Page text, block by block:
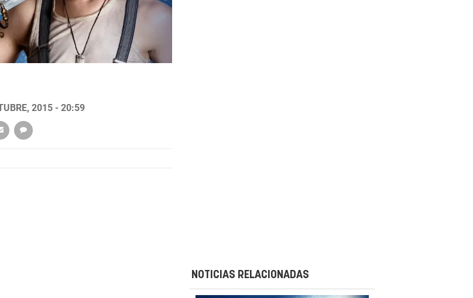
2015 - 20:59
NOTICIAS RELACIONADAS